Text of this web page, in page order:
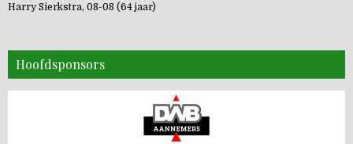
Harry Sierkstra, 08-08 (64 jaar)
Hoofdsponsors